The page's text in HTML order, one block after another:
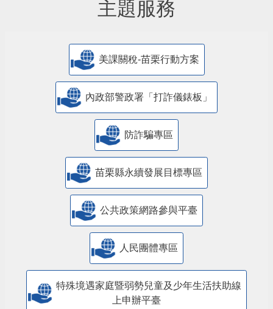
美課關稅-苗栗行動方案
內政部警政署「打詐儀錶板」
防詐騙專區
苗栗縣永續發展目標專區
公共政策網路參與平臺
人民團體專區